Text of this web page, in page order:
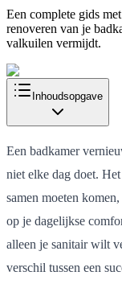
Een complete gids
renoveren van je
valkuilen vermijdt.
Inhoudsopgave
Een badkamer
niet elke dag doet.
samen moeten
op je dagelijkse
alleen je sanitair wilt
verschil tussen een